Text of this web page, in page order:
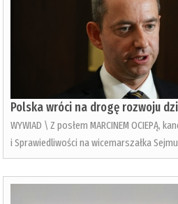
Polska wróci na drogę rozwoju
WYWIAD \ Z posłem MARCINEM OCIEPĄ,
i Sprawiedliwości na wicemarszałka